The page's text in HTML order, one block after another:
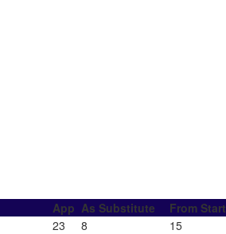
App As Substitute From Start
23 8 15